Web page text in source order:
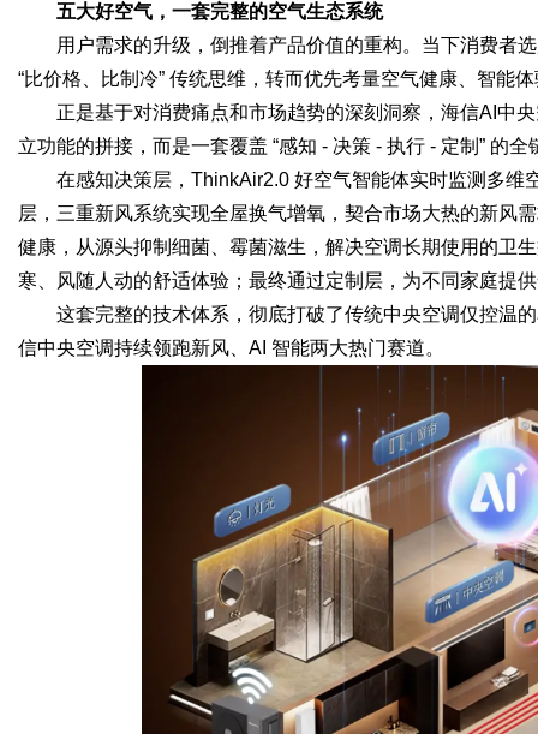
五大好空气，一套完整的空气生态系统
用户需求的升级，倒推着产品价值的重构。当下消费者
“比价格、比制冷” 传统思维，转而优先考量空气健康、智能
正是基于对消费痛点和市场趋势的深刻洞察，海信AI中
立功能的拼接，而是一套覆盖 “感知 - 决策 - 执行 - 定制” 的
在感知决策层，ThinkAir2.0 好空气智能体实时监测多
层，三重新风系统实现全屋换气增氧，契合市场大热的新风
健康，从源头抑制细菌、霉菌滋生，解决空调长期使用的卫
寒、风随人动的舒适体验；最终通过定制层，为不同家庭提
这套完整的技术体系，彻底打破了传统中央空调仅控温
信中央空调持续领跑新风、AI 智能两大热门赛道。